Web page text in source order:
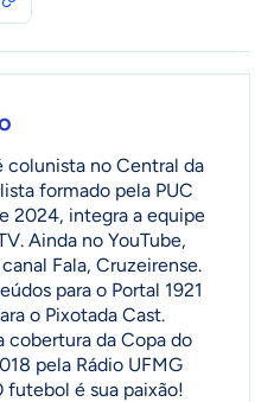
colunista no Central da
formado pela PUC
2024, integra a equipe
Ainda no YouTube,
Fala, Cruzeirense.
para o Portal 1921
o Pixotada Cast.
cobertura da Copa do
pela Rádio UFMG
futebol é sua paixão!